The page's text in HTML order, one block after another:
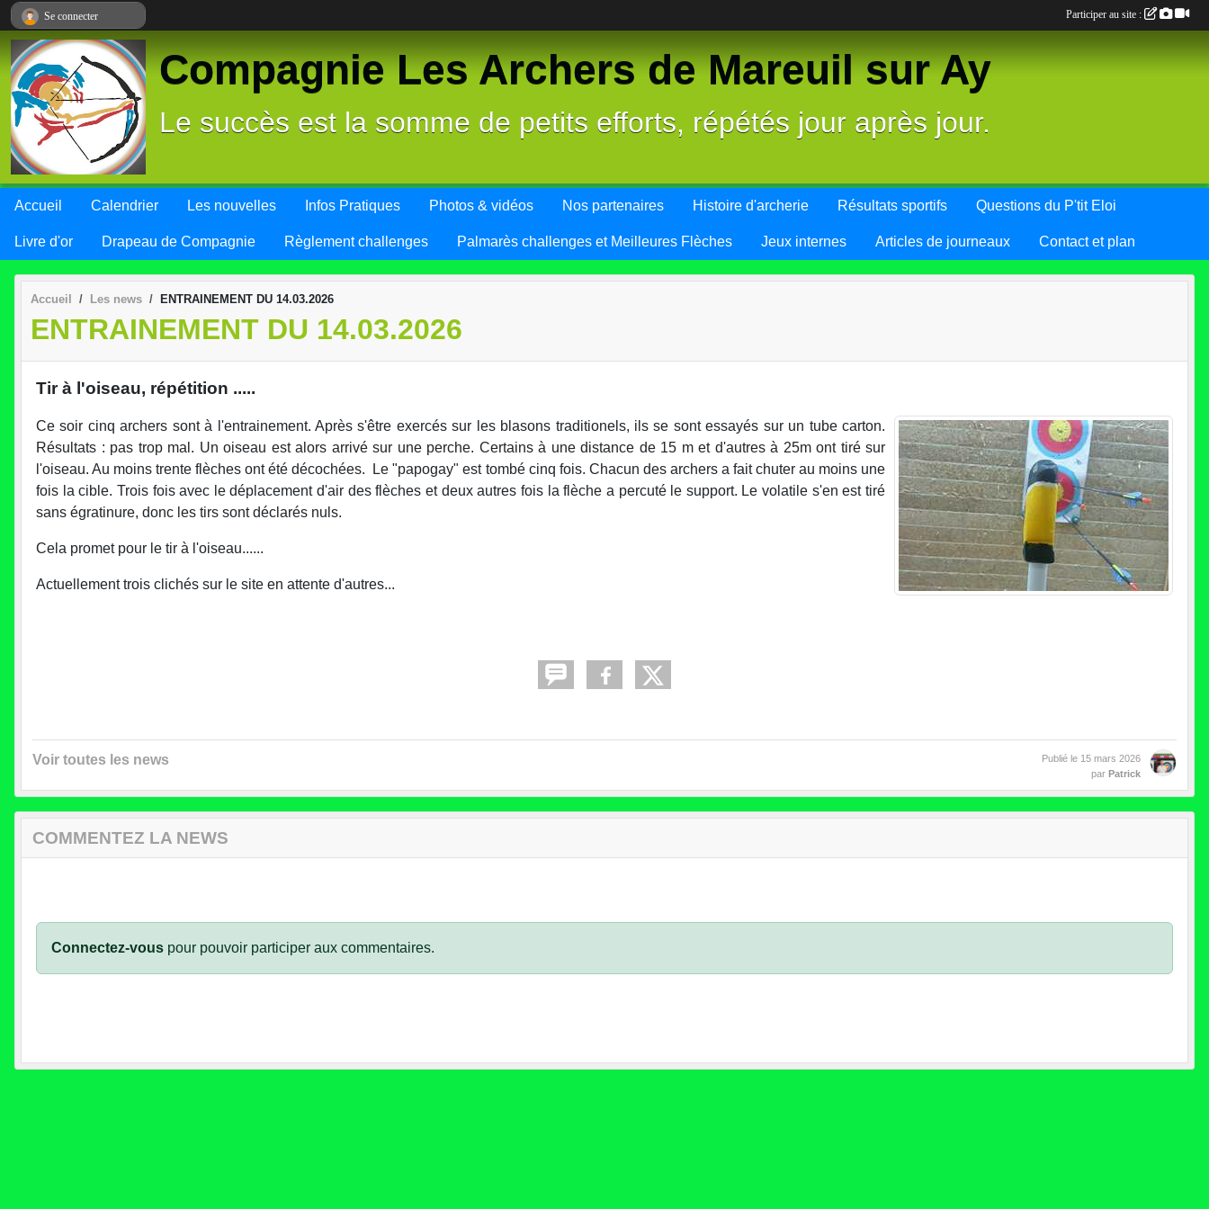
Compagnie Les Archers de Mareuil sur Ay
Le succès est la somme de petits efforts, répétés jour après jour.
Accueil Calendrier Les nouvelles Infos Pratiques Photos & vidéos Nos partenaires Histoire d'archerie Résultats sportifs Questions du P'tit Eloi
Livre d'or Drapeau de Compagnie Règlement challenges Palmarès challenges et Meilleures Flèches Jeux internes Articles de journeaux Contact et plan
Accueil Les news ENTRAINEMENT DU 14.03.2026
ENTRAINEMENT DU 14.03.2026
Tir à l'oiseau, répétition .....
Ce soir cinq archers sont à l'entrainement. Après s'être exercés sur les blasons traditionels, ils se sont essayés sur un tube carton.
Résultats : pas trop mal. Un oiseau est alors arrivé sur une perche. Certains à une distance de 15 m et d'autres à 25m ont tiré sur
l'oiseau. Au moins trente flèches ont été décochées. Le "papogay" est tombé cinq fois. Chacun des archers a fait chuter au moins une
fois la cible. Trois fois avec le déplacement d'air des flèches et deux autres fois la flèche a percuté le support. Le volatile s'en est tiré
sans égratinure, donc les tirs sont déclarés nuls.
Cela promet pour le tir à l'oiseau......
Actuellement trois clichés sur le site en attente d'autres...
Voir toutes les news Publié le 15 mars 2026
par Patrick
COMMENTEZ LA NEWS
Connectez-vous pour pouvoir participer aux commentaires.
Se connecter Participer au site :
Panneau de gestion des cookies